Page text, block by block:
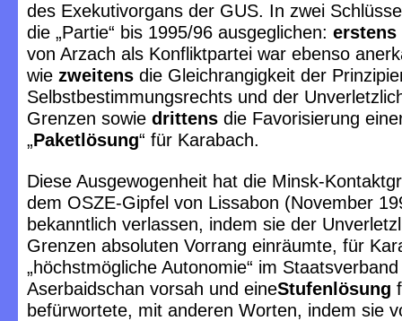
des Exekutivorgans der GUS. In zwei
die „Partie“ bis 1995/96 ausgeglichen: erstens
von Arzach als Konfliktpartei war ebenso
wie zweitens die Gleichrangigkeit der
Selbstbestimmungsrechts und der
Grenzen sowie drittens die Favorisierung
„Paketlösung“ für Karabach.
Diese Ausgewogenheit hat die Minsk-
dem OSZE-Gipfel von Lissabon (November
bekanntlich verlassen, indem sie der
Grenzen absoluten Vorrang einräumte, für
„höchstmögliche Autonomie“ im
Aserbaidschan vorsah und eineStufenlösung
befürwortete, mit anderen Worten, indem sie